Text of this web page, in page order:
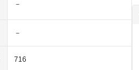
－
－
716